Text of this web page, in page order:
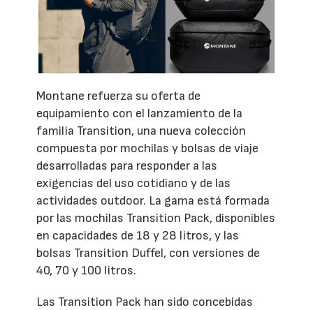
Montane refuerza su oferta de
equipamiento con el lanzamiento de la
familia Transition, una nueva colección
compuesta por mochilas y bolsas de viaje
desarrolladas para responder a las
exigencias del uso cotidiano y de las
actividades outdoor. La gama está formada
por las mochilas Transition Pack, disponibles
en capacidades de 18 y 28 litros, y las
bolsas Transition Duffel, con versiones de
40, 70 y 100 litros.
Las Transition Pack han sido concebidas